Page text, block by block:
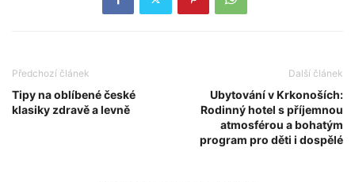
Předchozí článek
Tipy na oblíbené české
klasiky zdravě a levně
Další článek
Ubytování v Krkonoších:
Rodinný hotel s příjemnou
atmosférou a bohatým
program pro děti i dospělé